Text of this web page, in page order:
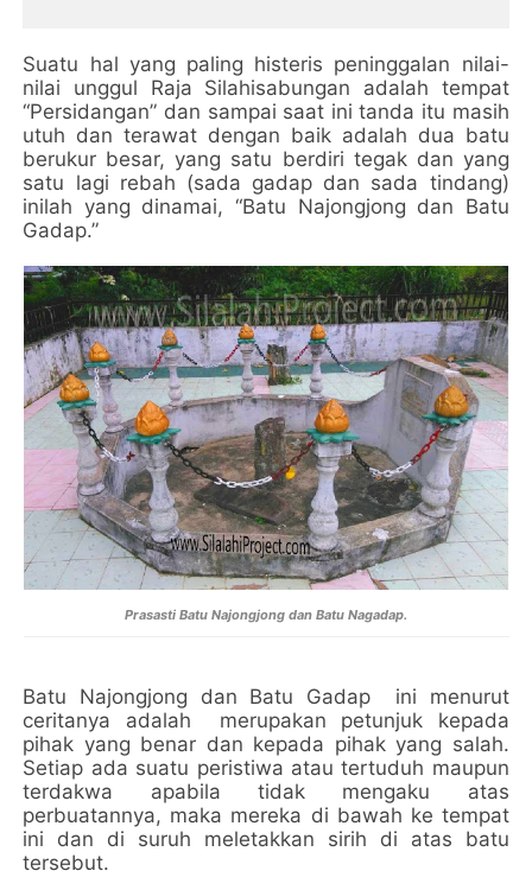
Suatu hal yang paling histeris peninggalan nilai-
nilai unggul Raja Silahisabungan adalah tempat
“Persidangan” dan sampai saat ini tanda itu masih
utuh dan terawat dengan baik adalah dua batu
berukur besar, yang satu berdiri tegak dan yang
satu lagi rebah (sada gadap dan sada tindang)
inilah yang dinamai, “Batu Najongjong dan Batu
Gadap.”
Prasasti Batu Najongjong dan Batu Nagadap.
Batu Najongjong dan Batu Gadap
ini menurut
ceritanya adalah
merupakan petunjuk kepada
pihak yang benar dan kepada pihak yang salah.
Setiap ada suatu peristiwa atau tertuduh maupun
terdakwa apabila tidak mengaku atas
perbuatannya, maka mereka di bawah ke tempat
ini dan di suruh meletakkan sirih di atas batu
tersebut.